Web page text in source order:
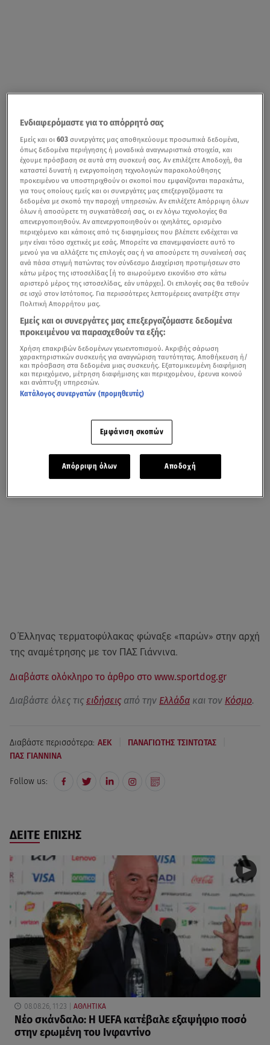
Ο Έλληνας τερματοφύλακας φώναξε «παρών» στην αρχή
της αναμέτρησης με τον ΠΑΣ Γιάννινα.
Διαβάστε ολόκληρο το άρθρο στο www.sportdog.gr
Διαβάστε όλες τις ειδήσεις από την Ελλάδα και τον Κόσμο.
Διαβάστε περισσότερα: AEK ΠΑΝΑΓΙΩΤΗΣ ΤΣΙΝΤΩΤΑΣ
ΠΑΣ ΓΙΑΝΝΙΝΑ
Follow us:
ΔΕΙΤΕ ΕΠΙΣΗΣ
08.08.26, 11:23 ΑΘΛΗΤΙΚΑ
Νέο σκάνδαλο: Η UEFA κατέβαλε εξαψήφιο ποσό
στην ερωμένη του Ινφαντίνο
Ενδιαφερόμαστε για το απόρρητό σας
Εμείς και οι603 συνεργάτες μας αποθηκεύουμε προσωπικά δεδομένα,
όπως δεδομένα περιήγησης ή μοναδικά αναγνωριστικά στοιχεία, και
έχουμε πρόσβαση σε αυτά στη συσκευή σας. Αν επιλέξετε Αποδοχή, θα
καταστεί δυνατή η ενεργοποίηση τεχνολογιών παρακολούθησης
προκειμένου να υποστηριχθούν οι σκοποί που εμφανίζονται παρακάτω,
για τους οποίους εμείς και οι συνεργάτες μας επεξεργαζόμαστε τα
δεδομένα με σκοπό την παροχή υπηρεσιών. Αν επιλέξετε Απόρριψη όλων
όλων ή αποσύρετε τη συγκατάθεσή σας, οι εν λόγω τεχνολογίες θα
απενεργοποιηθούν. Αν απενεργοποιηθούν οι ιχνηλάτες, ορισμένο
περιεχόμενο και κάποιες από τις διαφημίσεις που βλέπετε ενδέχεται να
μην είναι τόσο σχετικές με εσάς. Μπορείτε να επανεμφανίσετε αυτό το
μενού για να αλλάξετε τις επιλογές σας ή να αποσύρετε τη συναίνεσή σας
ανά πάσα στιγμή πατώντας τον σύνδεσμο Διαχείριση προτιμήσεων στο
κάτω μέρος της ιστοσελίδας [ή το αιωρούμενο εικονίδιο στο κάτω
αριστερό μέρος της ιστοσελίδας, εάν υπάρχει]. Οι επιλογές σας θα τεθούν
σε ισχύ στον Ιστότοπος. Για περισσότερες λεπτομέρειες ανατρέξτε στην
Πολιτική Απορρήτου μας.
Εμείς και οι συνεργάτες μας επεξεργαζόμαστε δεδομένα
προκειμένου να παρασχεθούν τα εξής:
Χρήση επακριβών δεδομένων γεωεντοπισμού. Ακριβής σάρωση
χαρακτηριστικών συσκευής για αναγνώριση ταυτότητας. Αποθήκευση ή/
και πρόσβαση στα δεδομένα μιας συσκευής. Εξατομικευμένη διαφήμιση
και περιεχόμενο, μέτρηση διαφήμισης και περιεχομένου, έρευνα κοινού
και ανάπτυξη υπηρεσιών.
Κατάλογος συνεργατών (προμηθευτές)
Εμφάνιση σκοπών
Απόρριψη όλων Αποδοχή